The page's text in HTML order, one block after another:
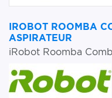
IROBOT ROOMBA
ASPIRATEUR
iRobot Roomba